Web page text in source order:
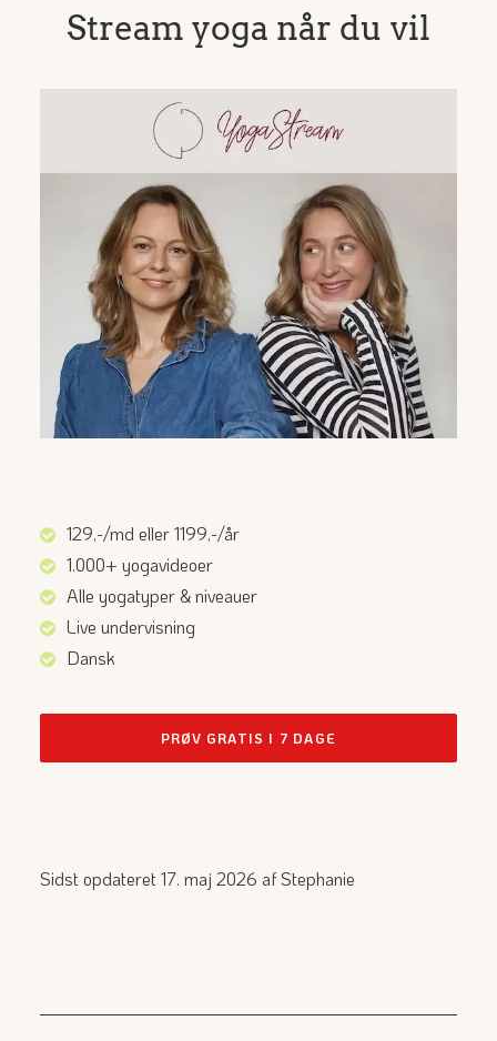
Stream yoga når du vil
129,-/md eller 1199,-/år
1.000+ yogavideoer
Alle yogatyper & niveauer
Live undervisning
Dansk
PRØV GRATIS I 7 DAGE
Sidst opdateret 17. maj 2026 afStephanie